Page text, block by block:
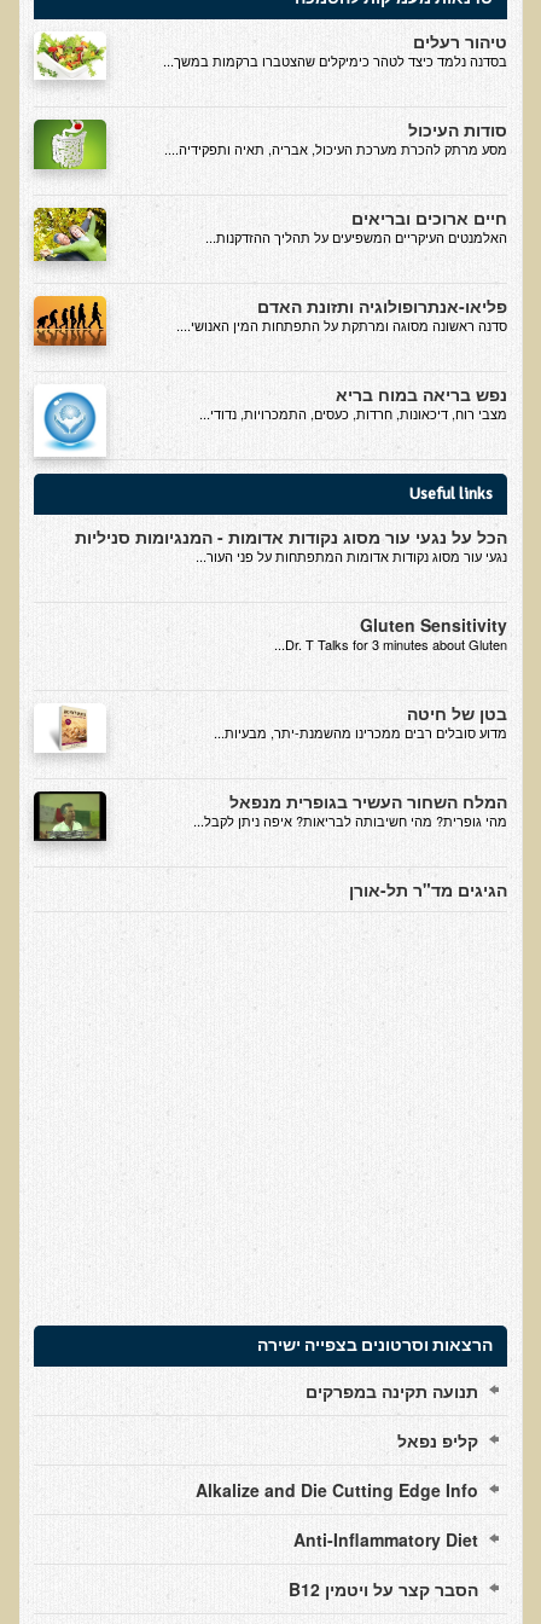
האמת על המזון / The Truth About Your Food
ד"ר תל-אורן ברדיו
נפש בריאה במוח בריא
תזונה ובריאות
טיהור רעלים
חיים ארוכים ובריאים
מחלות כלי דם ולב
מתכות רעילות ורפואת שיניים ביולוגית
תזונה מהחי
מערכת התריס
ד"ר תל-אורן ב-YouTube
הפסקת ההפלרה
מתכונים בריאים
קריאה נוספת
פוסטים נבחרים מדף הפייסבוק
האם חלב עיזים דינו כחלב פרה?
משמעות הסבב (רוטציה) בתזונה
עקרון האכילה והשתייה
כולסטרול
מדוע יש צורך בתוספי תזונה?
האמת על הסויה
"בני אדם נועדו לאכול בשר". האמנם?
מאמרים כלליים
טיהור רעלים
בסדנה נלמד כיצד לטהר כימיקלים שהצטברו ברקמות במשך...
סודות העיכול
מסע מרתק להכרת מערכת העיכול, אבריה, תאיה ותפקידיה....
חיים ארוכים ובריאים
האלמנטים העיקריים המשפיעים על תהליך ההזדקנות...
פליאו-אנתרופולוגיה ותזונת האדם
סדנה ראשונה מסוגה ומרתקת על התפתחות המין האנושי....
נפש בריאה במוח בריא
מצבי רוח, דיכאונות, חרדות, כעסים, התמכרויות, נדודי...
Useful links
הכל על נגעי עור מסוג נקודות אדומות - המנגיומות סניליות
נגעי עור מסוג נקודות אדומות המתפתחות על פני העור...
Gluten Sensitivity
Dr. T Talks for 3 minutes about Gluten...
בטן של חיטה
​מדוע סובלים רבים ממכרינו מהשמנת-יתר, מבעיות...
המלח השחור העשיר בגופרית מנפאל
מהי גופרית? מהי חשיבותה לבריאות? איפה ניתן לקבל...
הגיגים מד"ר תל-אורן
הרצאות וסרטונים בצפייה ישירה
תנועה תקינה במפרקים
קליפ נפאל
Alkalize and Die Cutting Edge Info
Anti-Inflammatory Diet
הסבר קצר על ויטמין B12